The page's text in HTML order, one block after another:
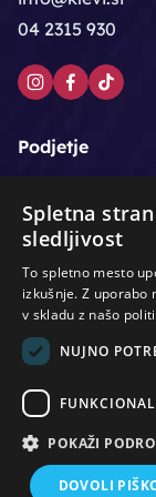
04 2315 930
Podjetje
Moj račun
Podpora
Lasje & nega las /
Oprema za salone
Spletna
sledljivost
To spletno mesto
izkušnje. Z uporabo
v skladu z našo
NUJNO
POKAŽI
DOVOLI